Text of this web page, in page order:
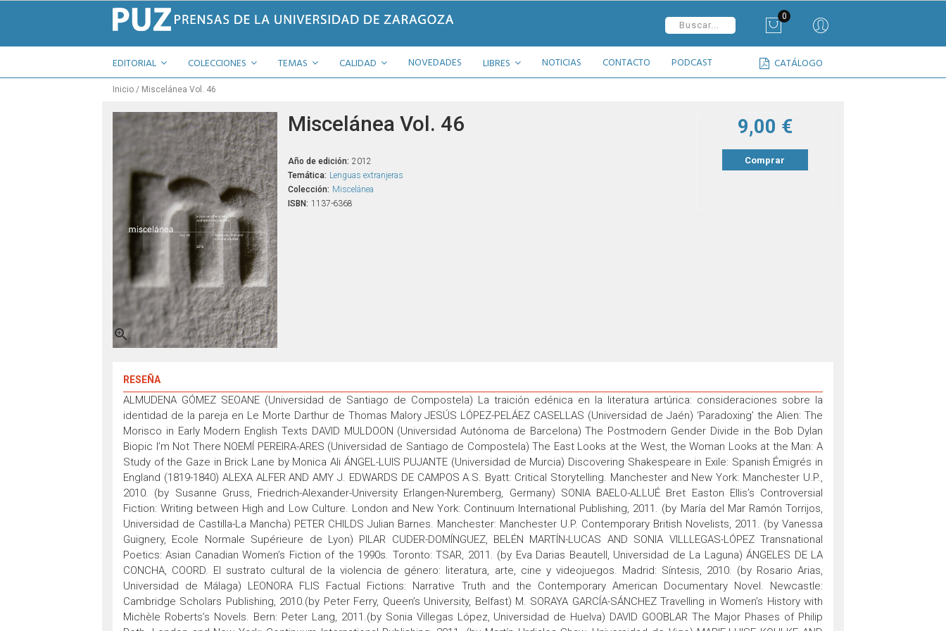
0
EDITORIAL COLECCIONES TEMAS CATÁLOGO
CALIDAD NOVEDADES LIBRES NOTICIAS CONTACTO PODCAST
Inicio Miscelánea Vol. 46

Miscelánea Vol. 46
Año de edición: 2012
Temática: Lenguas extranjeras
Colección: Miscelánea
ISBN: 1137-6368
9,00 €
Comprar
RESEÑA
ALMUDENA GÓMEZ SEOANE (Universidad de Santiago de Compostela) La traición edénica en la literatura artúrica: consideraciones sobre la
identidad de la pareja en Le Morte Darthur de Thomas Malory JESÚS LÓPEZ-PELÁEZ CASELLAS (Universidad de Jaén) ‘Paradoxing’ the Alien: The
Morisco in Early Modern English Texts DAVID MULDOON (Universidad Autónoma de Barcelona) The Postmodern Gender Divide in the Bob Dylan
Biopic I’m Not There NOEMÍ PEREIRA-ARES (Universidad de Santiago de Compostela) The East Looks at the West, the Woman Looks at the Man: A
Study of the Gaze in Brick Lane by Monica Ali ÁNGEL-LUIS PUJANTE (Universidad de Murcia) Discovering Shakespeare in Exile: Spanish Émigrés in
England (1819-1840) ALEXA ALFER AND AMY J. EDWARDS DE CAMPOS A.S. Byatt: Critical Storytelling. Manchester and New York: Manchester U.P.,
2010. (by Susanne Gruss, Friedrich-Alexander-University Erlangen-Nuremberg, Germany) SONIA BAELO-ALLUÉ Bret Easton Ellis’s Controversial
Fiction: Writing between High and Low Culture. London and New York: Continuum International Publishing, 2011. (by María del Mar Ramón Torrijos,
Universidad de Castilla-La Mancha) PETER CHILDS Julian Barnes. Manchester: Manchester U.P. Contemporary British Novelists, 2011. (by Vanessa
Guignery, Ecole Normale Supérieure de Lyon) PILAR CUDER-DOMÍNGUEZ, BELÉN MARTÍN-LUCAS AND SONIA VILLLEGAS-LÓPEZ Transnational
Poetics: Asian Canadian Women’s Fiction of the 1990s. Toronto: TSAR, 2011. (by Eva Darias Beautell, Universidad de La Laguna) ÁNGELES DE LA
CONCHA, COORD. El sustrato cultural de la violencia de género: literatura, arte, cine y videojuegos. Madrid: Síntesis, 2010. (by Rosario Arias,
Universidad de Málaga) LEONORA FLIS Factual Fictions: Narrative Truth and the Contemporary American Documentary Novel. Newcastle:
Cambridge Scholars Publishing, 2010.(by Peter Ferry, Queen’s University, Belfast) M. SORAYA GARCÍA-SÁNCHEZ Travelling in Women’s History with
Michèle Roberts’s Novels. Bern: Peter Lang, 2011.(by Sonia Villegas López, Universidad de Huelva) DAVID GOOBLAR The Major Phases of Philip